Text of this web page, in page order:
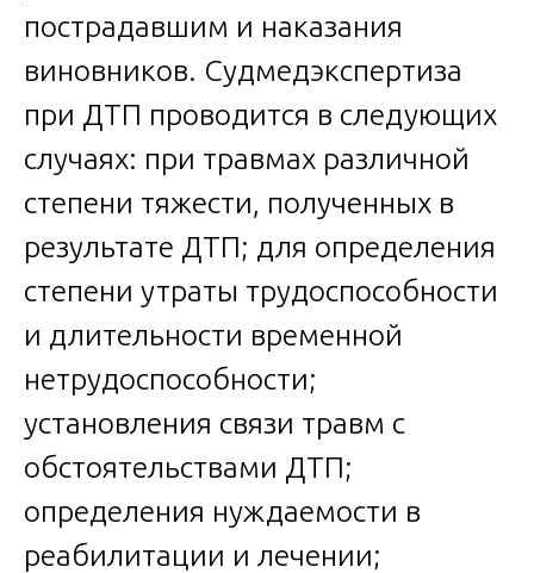
пострадавшим и наказания
виновников. Судмедэкспертиза
при ДТП проводится в следующих
случаях: при травмах различной
степени тяжести, полученных в
результате ДТП; для определения
степени утраты трудоспособности
и длительности временной
нетрудоспособности;
установления связи травм с
обстоятельствами ДТП;
определения нуждаемости в
реабилитации и лечении;